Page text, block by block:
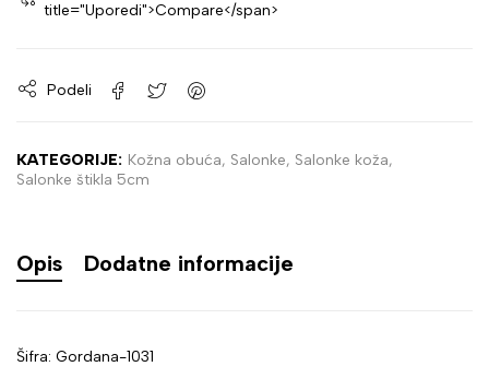
title="Uporedi">Compare</span>
Podeli
KATEGORIJE: Kožna obuća, Salonke, Salonke koža,
Salonke štikla 5cm
Opis Dodatne informacije
Šifra: Gordana-1031